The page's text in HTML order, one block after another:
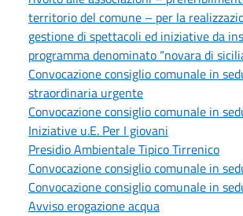
territorio del comune – per la
gestione di spettacoli ed iniziative da
programma denominato “novara di
Convocazione consiglio comunale in
straordinaria urgente
Convocazione consiglio comunale in
Iniziative u.E. Per I giovani
Presidio Ambientale Tipico Tirrenico
Convocazione consiglio comunale in
Convocazione consiglio comunale in
Avviso erogazione acqua